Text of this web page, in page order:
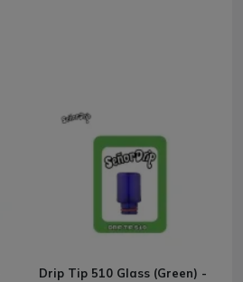
Drip Tip 510 Glass (Green) -